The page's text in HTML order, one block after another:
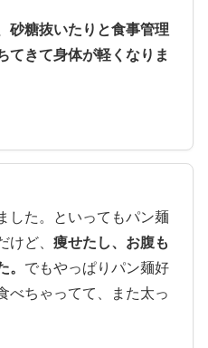
砂糖抜いたりと食事管理
てきて身体が軽くなりま
した。といってもパン麺
けど、 痩せたし、お腹も
。 でもやっぱりパン麺好
べちゃってて、また太っ